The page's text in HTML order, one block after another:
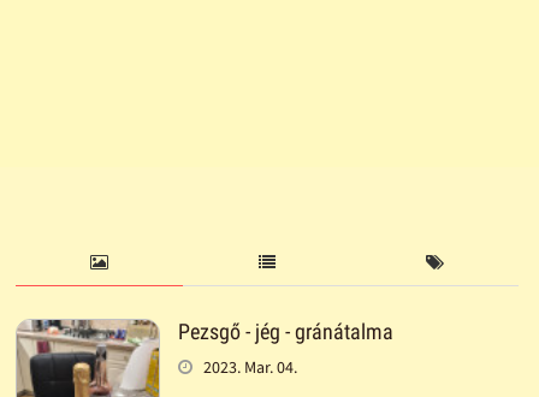
Pezsgő - jég - gránátalma
2023. Mar. 04.